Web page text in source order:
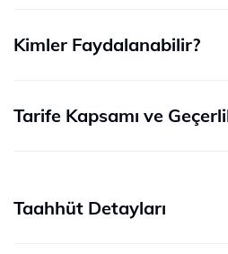
Kimler Faydalanabilir?
Tarife Kapsamı ve
Taahhüt Detayları